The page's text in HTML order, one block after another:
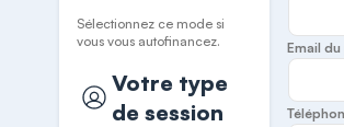
Sélectionnez ce mode si
vous vous autofinancez.
Votre type
de session
Email